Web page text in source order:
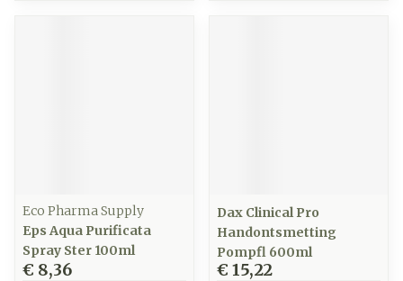
Eco Pharma Supply
Eps Aqua Purificata
Spray Ster 100ml
€ 8,36
Dax Clinical Pro
Handontsmetting
Pompfl 600ml
€ 15,22